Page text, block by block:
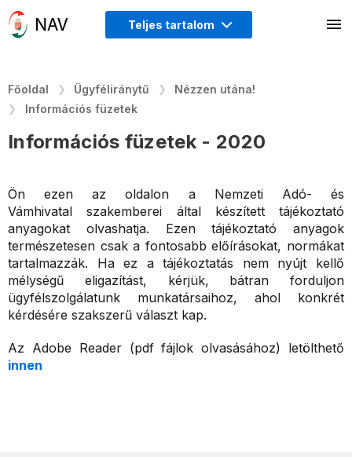
Teljes tartalom
Főoldal Ügyféliránytű
Nézzen utána!
Információs füzetek
Információs füzetek - 2020
Ön ezen az oldalon a Nemzeti Adó- és
Vámhivatal szakemberei által készített tájékoztató
anyagokat olvashatja. Ezen tájékoztató anyagok
természetesen csak a fontosabb előírásokat, normákat
tartalmazzák. Ha ez a tájékoztatás nem nyújt kellő
mélységű eligazítást, kérjük, bátran forduljon
ügyfélszolgálatunk munkatársaihoz, ahol konkrét
kérdésére szakszerű választ kap.
Az Adobe Reader (pdf fájlok olvasásához) letölthető
innen